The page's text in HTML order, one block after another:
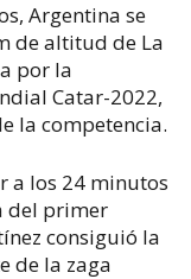
Argentina se
de altitud de La
por la
Catar-2022,
la competencia.
a los 24 minutos
del primer
consiguió la
de la zaga